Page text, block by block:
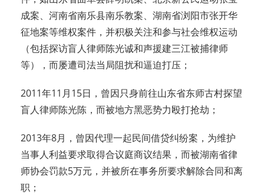
成案、河南省南乐县南乐教案、湖南省浏阳市张开华
征地案等维权案件，并积极关注和参与社会维权运动
（包括探访盲人律师陈光诚和声援建三江被捕律师
等），而屡遭司法当局阻扰和逼迫打压；
2011年11月15日，曾因只身前往山东省东师古村探望
盲人律师陈光陈，而被地方黑恶势力殴打抢劫；
2013年8月，曾因代理一起民间借贷纠纷案，为维护
当事人利益要求取得合议庭商议结果，而被湖南省律
师协会罚款5万元，并被所在事务所要求解除合同和离
职；